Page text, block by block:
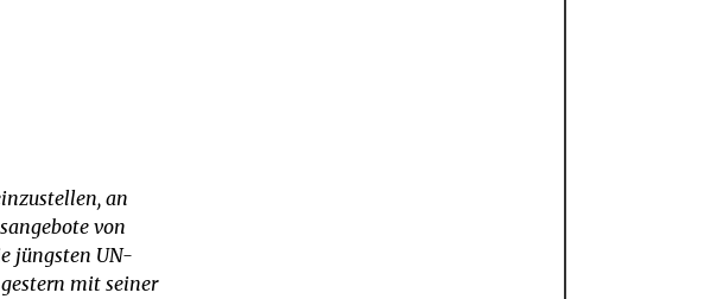
an
von
jüngsten UN-
mit seiner